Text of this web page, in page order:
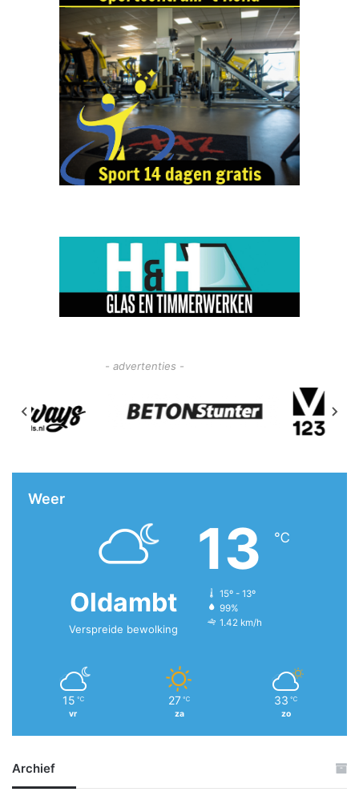
- advertenties -
Weer
Oldambt
Verspreide bewolking
13 ℃
15º - 13º
99%
1.42 km/h
15 ℃
vr
27 ℃
za
33 ℃
zo
Archief